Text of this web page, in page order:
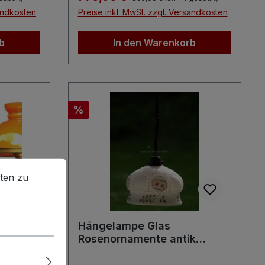
Preise inkl. MwSt. zzgl. Versandkosten
In den Warenkorb
Rabatt
%
Hängelampe Glas
Rosenornamente antik
zu können.
Mehr Informationen ...
zu